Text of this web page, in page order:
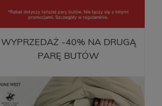
WYPRZEDAŻ -40% NA DRUGĄ
PARĘ BUTÓW